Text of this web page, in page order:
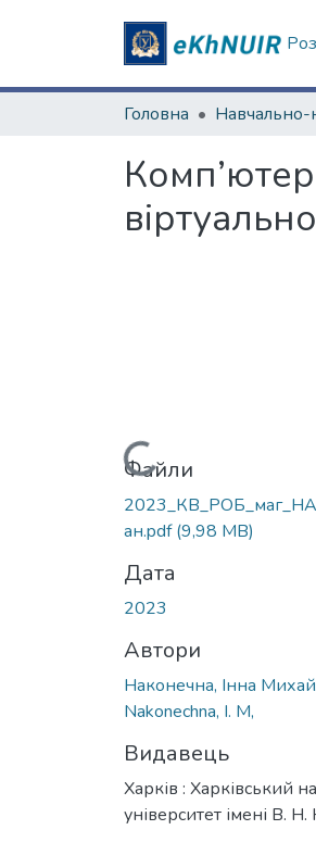
Головна
Вантажиться...
Файли
ан.pdf(9,98 MB)
Дата
2023
Автори
Наконечна, Інна
Nakonechna, I. M,
Видавець
Харків : Харківський
університет імені В. Н.